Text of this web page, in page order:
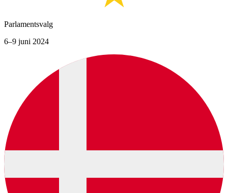
Parlamentsvalg
6–9 juni 2024